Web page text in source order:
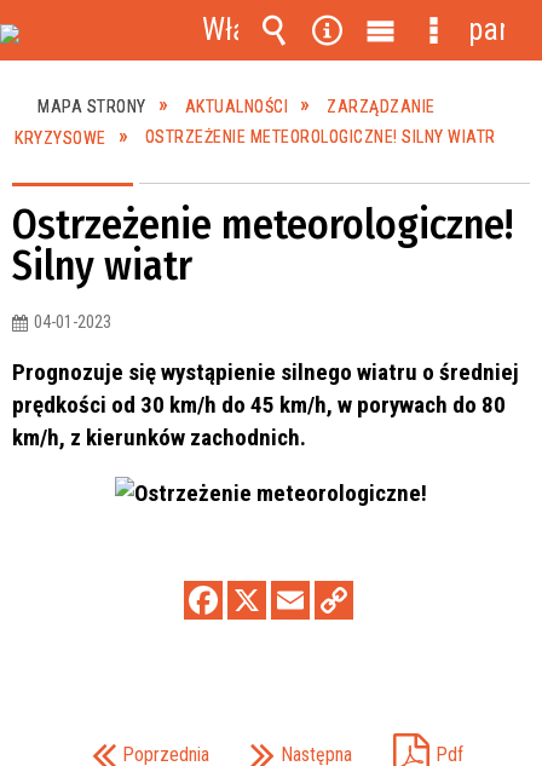
MAPA STRONY AKTUALNOŚCI
ZARZĄDZANIE
KRYZYSOWE
OSTRZEŻENIE METEOROLOGICZNE! SILNY WIATR
Ostrzeżenie meteorologiczne!
Silny wiatr
04-01-2023
Prognozuje się wystąpienie silnego wiatru o średniej
prędkości od 30 km/h do 45 km/h, w porywach do 80
km/h, z kierunków zachodnich.
Poprzednia Następna Pdf
Włącz
powiadomienia
Wyszukiwarka
Narzędzia
Menu
główne
Menu
panel